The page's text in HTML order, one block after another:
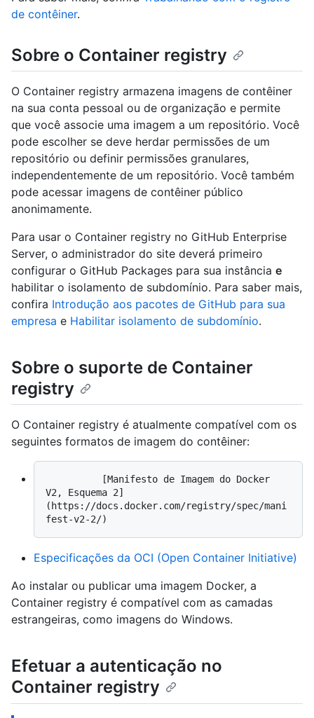
de contêiner.
Sobre o Container registry
O Container registry armazena imagens de contêiner
na sua conta pessoal ou de organização e permite
que você associe uma imagem a um repositório. Você
pode escolher se deve herdar permissões de um
repositório ou definir permissões granulares,
independentemente de um repositório. Você também
pode acessar imagens de contêiner público
anonimamente.
Para usar o Container registry no GitHub Enterprise
Server, o administrador do site deverá primeiro
configurar o GitHub Packages para sua instância e
habilitar o isolamento de subdomínio. Para saber mais,
confira Introdução aos pacotes de GitHub para sua
empresa e Habilitar isolamento de subdomínio.
Sobre o suporte de Container
registry
O Container registry é atualmente compatível com os
seguintes formatos de imagem do contêiner:
V2, Esquema 2]
(https://docs.docker.com/registry/spec/mani
Especificações da OCI (Open Container Initiative)
Ao instalar ou publicar uma imagem Docker, a
Container registry é compatível com as camadas
estrangeiras, como imagens do Windows.
Efetuar a autenticação no
Container registry